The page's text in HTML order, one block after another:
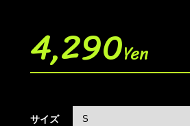
4,290Yen
サイズ